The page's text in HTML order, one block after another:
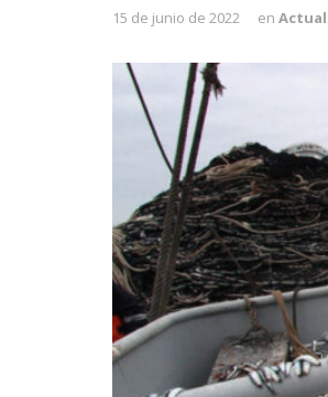
15 de junio de 2022 en